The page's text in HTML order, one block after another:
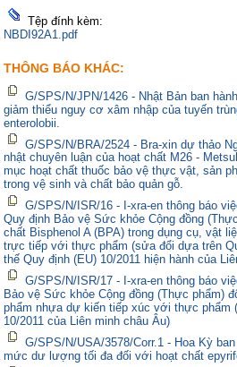
Tệp đính kèm:
NBDI92A1.pdf
THÔNG BÁO KHÁC:
G/SPS/N/JPN/1426 - Nhật Bản ban
giảm thiểu nguy cơ xâm nhập của tuyến
enterolobii.
G/SPS/N/BRA/2524 - Bra-xin dự thảo
nhật chuyên luận của hoạt chất M26 -
mục hoạt chất thuốc bảo vệ thực vật, sản
trong vệ sinh và chất bảo quản gỗ.
G/SPS/N/ISR/16 - I-xra-en thông báo
Quy định Bảo vệ Sức khỏe Cộng đồng
chất Bisphenol A (BPA) trong dụng cụ, vật
trực tiếp với thực phẩm (sửa đổi dựa trên
thế Quy định (EU) 10/2011 hiện hành của
G/SPS/N/ISR/17 - I-xra-en thông báo
Bảo vệ Sức khỏe Cộng đồng (Thực phẩm)
phẩm nhựa dự kiến tiếp xúc với thực phẩm
10/2011 của Liên minh châu Âu)
G/SPS/N/USA/3578/Corr.1 - Hoa Kỳ
mức dư lượng tối đa đối với hoạt chất